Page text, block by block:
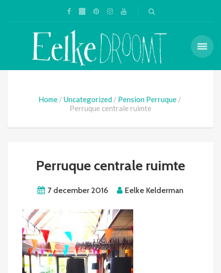
Home Uncategorized
Pension Perruque
Perruque centrale ruimte
Perruque centrale ruimte
7 december 2016 Eelke Kelderman